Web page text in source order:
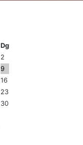
Dg
2
9
16
23
30